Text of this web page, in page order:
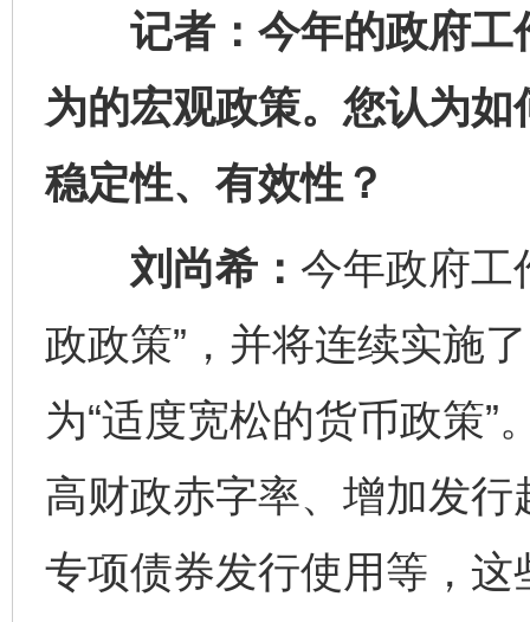
记者：今年的政府工
为的宏观政策。您认为
稳定性、有效性？
刘尚希： 今年政府工
政政策”，并将连续实施
为“适度宽松的货币政策
高财政赤字率、增加发
专项债券发行使用等，